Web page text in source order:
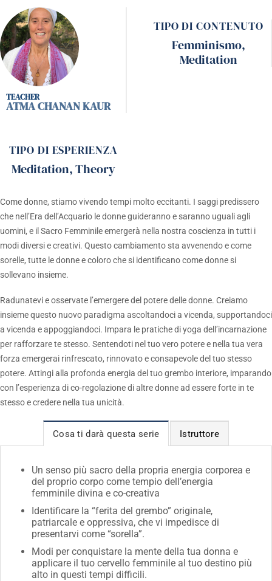
ATMA CHANAN KAUR
TIPO DI CONTENUTO
Femminismo,
Meditation
TIPO DI ESPERIENZA
Meditation,Theory
Come donne, stiamo vivendo tempi molto eccitanti. I saggi predissero
che nell’Era dell’Acquario le donne guideranno e saranno uguali agli
uomini, e il Sacro Femminile emergerà nella nostra coscienza in tutti i
modi diversi e creativi. Questo cambiamento sta avvenendo e come
sorelle, tutte le donne e coloro che si identificano come donne si
sollevano insieme.
Radunatevi e osservate l’emergere del potere delle donne. Creiamo
insieme questo nuovo paradigma ascoltandoci a vicenda, supportandoci
a vicenda e appoggiandoci. Impara le pratiche di yoga dell’incarnazione
per rafforzare te stesso. Sentendoti nel tuo vero potere e nella tua vera
forza emergerai rinfrescato, rinnovato e consapevole del tuo stesso
potere. Attingi alla profonda energia del tuo grembo interiore, imparando
con l’esperienza di co-regolazione di altre donne ad essere forte in te
stesso e credere nella tua unicità.
Cosa ti darà questa serie Istruttore
Un senso più sacro della propria energia corporea e
del proprio corpo come tempio dell’energia
femminile divina e co-creativa
Identificare la “ferita del grembo” originale,
patriarcale e oppressiva, che vi impedisce di
presentarvi come “sorella”.
Modi per conquistare la mente della tua donna e
applicare il tuo cervello femminile al tuo destino più
alto in questi tempi difficili.